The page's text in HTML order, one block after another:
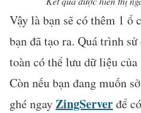
Vậy là bạn sẽ có thêm 1 ổ
bạn đã tạo ra. Quá trình
toàn có thể lưu dữ liệu
Còn nếu bạn đang muốn
ghé ngayZingServerđể